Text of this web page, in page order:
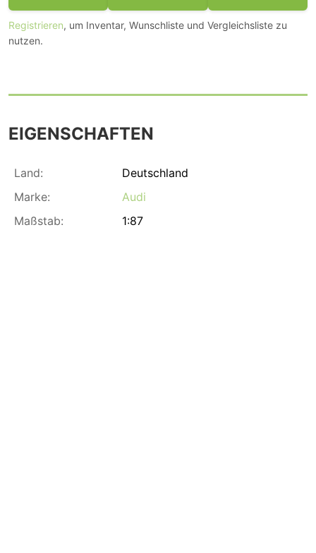
Registrieren, um Inventar, Wunschliste und Vergleichsliste zu
nutzen.
EIGENSCHAFTEN
Land:
Deutschland
Marke:
Audi
Maßstab:
1:87